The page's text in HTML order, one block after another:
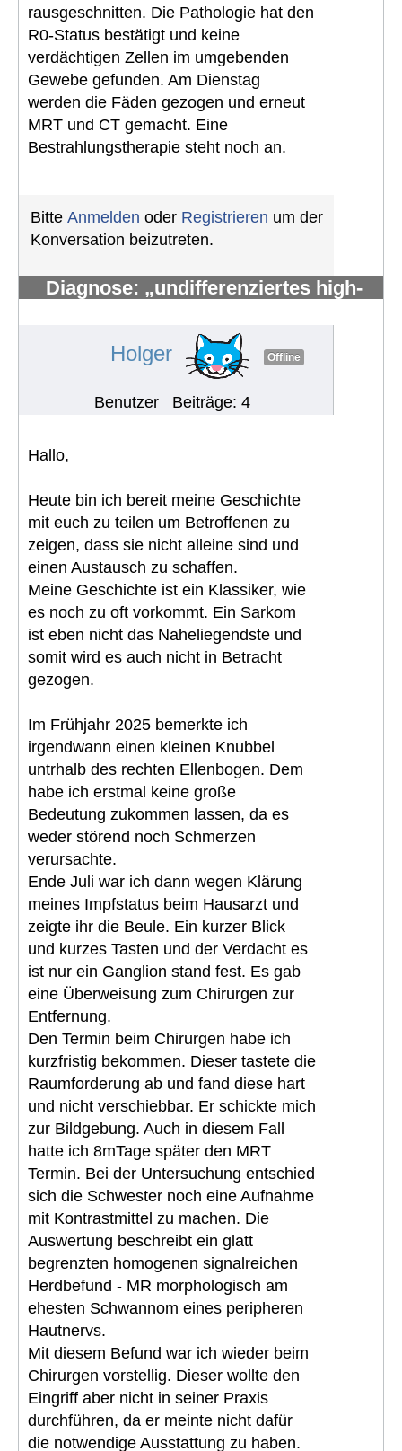
rausgeschnitten. Die Pathologie hat den
R0-Status bestätigt und keine
verdächtigen Zellen im umgebenden
Gewebe gefunden. Am Dienstag
werden die Fäden gezogen und erneut
MRT und CT gemacht. Eine
Bestrahlungstherapie steht noch an.
Bitte Anmelden oder Registrieren um der
Konversation beizutreten.
Diagnose: „undifferenziertes high-
Holger Offline
Benutzer Beiträge: 4
Hallo,
Heute bin ich bereit meine Geschichte
mit euch zu teilen um Betroffenen zu
zeigen, dass sie nicht alleine sind und
einen Austausch zu schaffen.
Meine Geschichte ist ein Klassiker, wie
es noch zu oft vorkommt. Ein Sarkom
ist eben nicht das Naheliegendste und
somit wird es auch nicht in Betracht
gezogen.
Im Frühjahr 2025 bemerkte ich
irgendwann einen kleinen Knubbel
untrhalb des rechten Ellenbogen. Dem
habe ich erstmal keine große
Bedeutung zukommen lassen, da es
weder störend noch Schmerzen
verursachte.
Ende Juli war ich dann wegen Klärung
meines Impfstatus beim Hausarzt und
zeigte ihr die Beule. Ein kurzer Blick
und kurzes Tasten und der Verdacht es
ist nur ein Ganglion stand fest. Es gab
eine Überweisung zum Chirurgen zur
Entfernung.
Den Termin beim Chirurgen habe ich
kurzfristig bekommen. Dieser tastete die
Raumforderung ab und fand diese hart
und nicht verschiebbar. Er schickte mich
zur Bildgebung. Auch in diesem Fall
hatte ich 8mTage später den MRT
Termin. Bei der Untersuchung entschied
sich die Schwester noch eine Aufnahme
mit Kontrastmittel zu machen. Die
Auswertung beschreibt ein glatt
begrenzten homogenen signalreichen
Herdbefund - MR morphologisch am
ehesten Schwannom eines peripheren
Hautnervs.
Mit diesem Befund war ich wieder beim
Chirurgen vorstellig. Dieser wollte den
Eingriff aber nicht in seiner Praxis
durchführen, da er meinte nicht dafür
die notwendige Ausstattung zu haben.